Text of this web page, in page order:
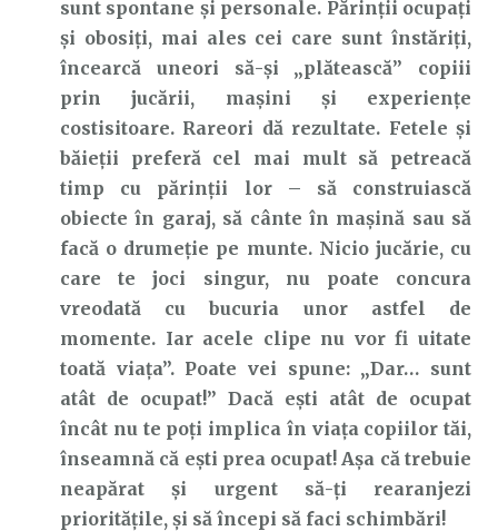
sunt spontane și personale. Părinții ocupați
și obosiți, mai ales cei care sunt înstăriți,
încearcă uneori să-și „plătească” copiii
prin jucării, mașini și experiențe
costisitoare. Rareori dă rezultate. Fetele și
băieții preferă cel mai mult să petreacă
timp cu părinții lor – să construiască
obiecte în garaj, să cânte în mașină sau să
facă o drumeție pe munte. Nicio jucărie, cu
care te joci singur, nu poate concura
vreodată cu bucuria unor astfel de
momente. Iar acele clipe nu vor fi uitate
toată viața”. Poate vei spune: „Dar… sunt
atât de ocupat!” Dacă ești atât de ocupat
încât nu te poți implica în viața copiilor tăi,
înseamnă că ești prea ocupat! Așa că trebuie
neapărat și urgent să-ți rearanjezi
prioritățile, și să începi să faci schimbări!